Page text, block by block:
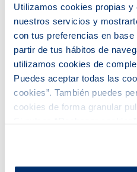
Utilizamos cookies propias
nuestros servicios y
con tus preferencias en base
partir de tus hábitos de
utilizamos cookies de
Puedes aceptar todas las
cookies”. También puedes
cookies de forma granular
son indispensables para
por tanto no se pueden
Los profesionales de
ido adaptando los